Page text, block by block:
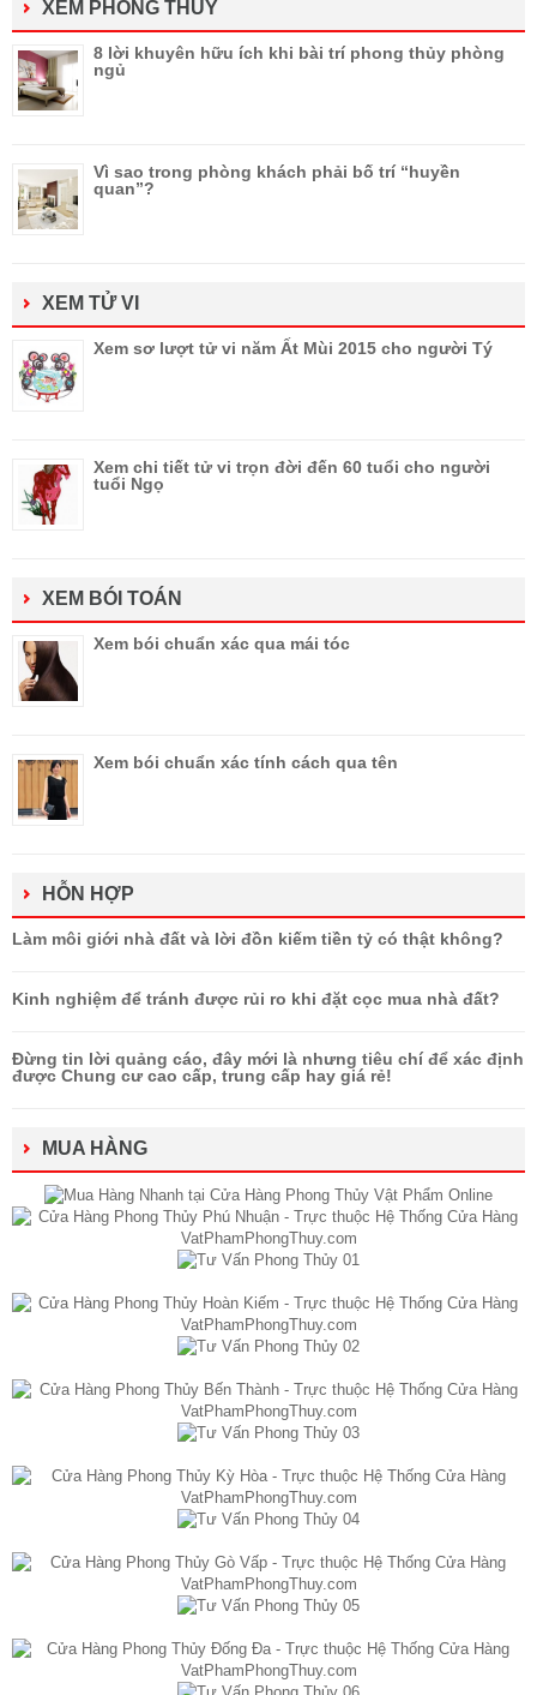
XEM PHONG THỦY
8 lời khuyên hữu ích khi bài trí phong thủy phòng
ngủ
Vì sao trong phòng khách phải bố trí “huyền
quan”?
XEM TỬ VI
Xem sơ lượt tử vi năm Ất Mùi 2015 cho người Tý
Xem chi tiết tử vi trọn đời đến 60 tuổi cho người
tuổi Ngọ
XEM BÓI TOÁN
Xem bói chuẩn xác qua mái tóc
Xem bói chuẩn xác tính cách qua tên
HỖN HỢP
Làm môi giới nhà đất và lời đồn kiếm tiền tỷ có thật không?
Kinh nghiệm để tránh được rủi ro khi đặt cọc mua nhà đất?
Đừng tin lời quảng cáo, đây mới là nhưng tiêu chí để xác định
được Chung cư cao cấp, trung cấp hay giá rẻ!
MUA HÀNG